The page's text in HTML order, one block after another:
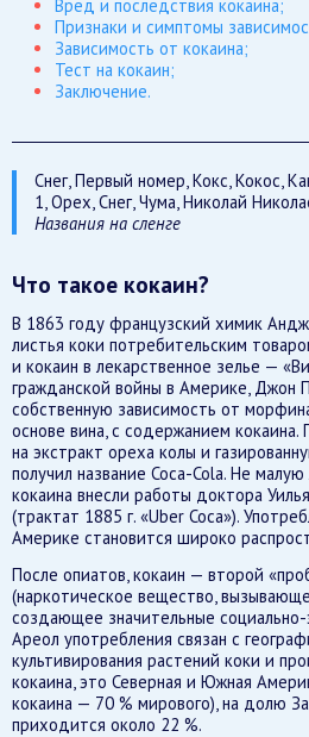
Вред и последствия кокаина;
Признаки и симптомы
Зависимость от кокаина;
Тест на кокаин;
Заключение.
Снег, Первый номер, Кокс, Кокос,
1, Орех, Снег, Чума, Николай
Названия на сленге
Что такое кокаин?
В 1863 году французский химик
листья коки потребительским
и кокаин в лекарственное зелье —
гражданской войны в Америке, Джон
собственную зависимость от
основе вина, с содержанием
на экстракт ореха колы и
получил название Coca-Cola. Не
кокаина внесли работы доктора
(трактат 1885 г. «Uber Coca»).
Америке становится широко
После опиатов, кокаин — второй
(наркотическое вещество,
создающее значительные
Ареол употребления связан с
культивирования растений коки и
кокаина, это Северная и Южная
кокаина — 70 % мирового), на долю
приходится около 22 %.